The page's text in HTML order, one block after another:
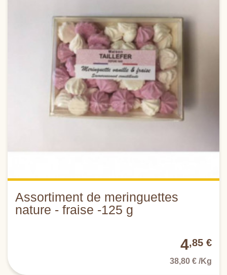
Assortiment de meringuettes
nature - fraise -125 g
4,85 €
38,80 € /Kg